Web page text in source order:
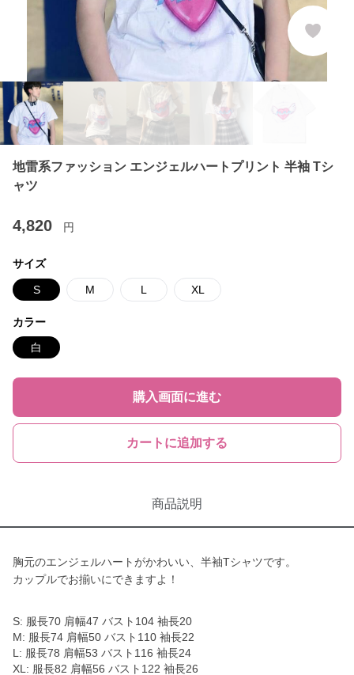
地雷系ファッション エンジェルハートプリント 半袖 Tシ
ャツ
4,820 円
サイズ
S M L XL
カラー
白
購入画面に進む
カートに追加する
商品説明
胸元のエンジェルハートがかわいい、半袖Tシャツです。
カップルでお揃いにできますよ！
S: 服長70 肩幅47 バスト104 袖長20
M: 服長74 肩幅50 バスト110 袖長22
L: 服長78 肩幅53 バスト116 袖長24
XL: 服長82 肩幅56 バスト122 袖長26